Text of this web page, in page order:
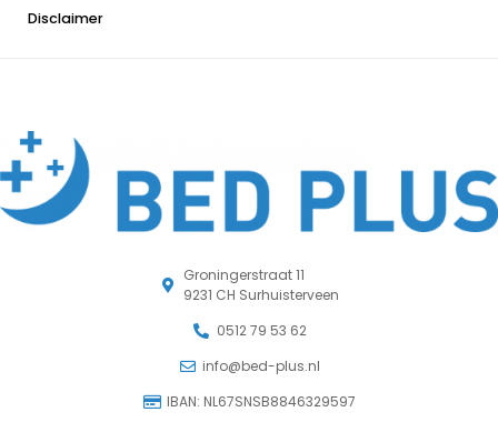
Groningerstraat 11
9231 CH Surhuisterveen
0512 79 53 62
info@bed-plus.nl
IBAN: NL67SNSB8846329597
Disclaimer